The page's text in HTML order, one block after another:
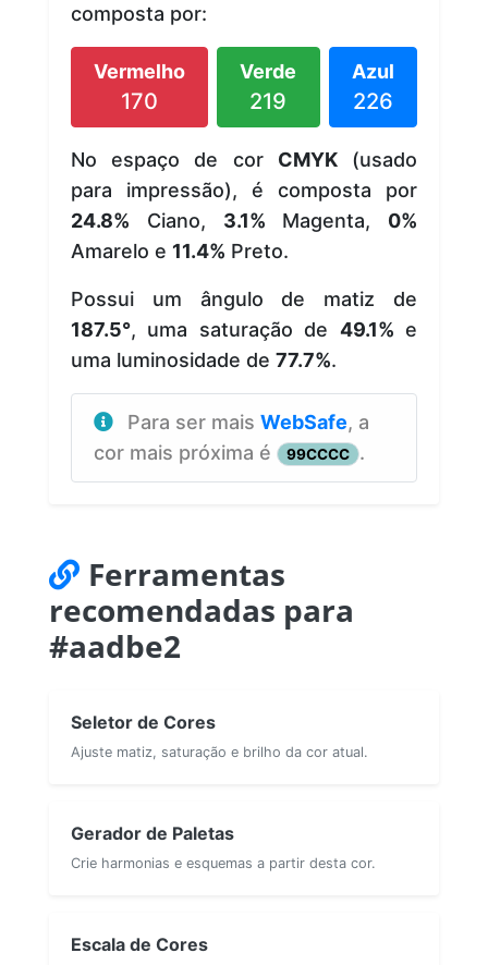
composta por:
Vermelho
170
Verde
219
Azul
226
No espaço de cor CMYK(usado
para impressão), é composta por
24.8% Ciano, 3.1% Magenta, 0%
Amarelo e 11.4% Preto.
Possui um ângulo de matiz de
187.5°, uma saturação de 49.1% e
uma luminosidade de 77.7%.
Para ser mais WebSafe, a
cor mais próxima é
99CCCC .
Ferramentas
recomendadas para
#aadbe2
Seletor de Cores
Ajuste matiz, saturação e brilho da cor atual.
Gerador de Paletas
Crie harmonias e esquemas a partir desta cor.
Escala de Cores